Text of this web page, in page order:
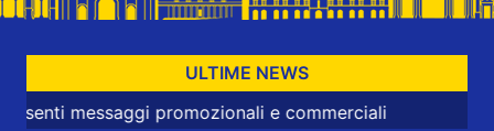
ULTIME NEWS
promozionali e commerciali